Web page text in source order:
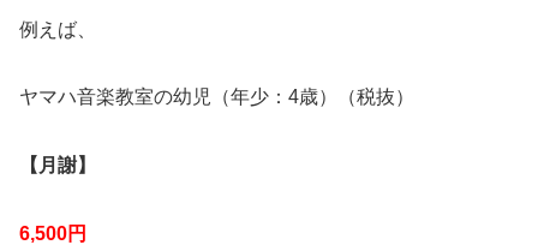
例えば、
ヤマハ音楽教室の幼児（年少：4歳）（税抜）
【月謝】
6,500円